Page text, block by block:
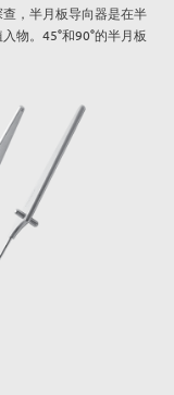
，半月板导向器是在半
物。45°和90°的半月板